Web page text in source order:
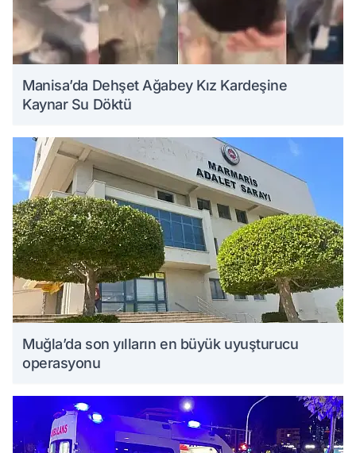
Manisa’da Dehşet Ağabey Kız Kardeşine
Kaynar Su Döktü
Muğla’da son yılların en büyük uyuşturucu
operasyonu